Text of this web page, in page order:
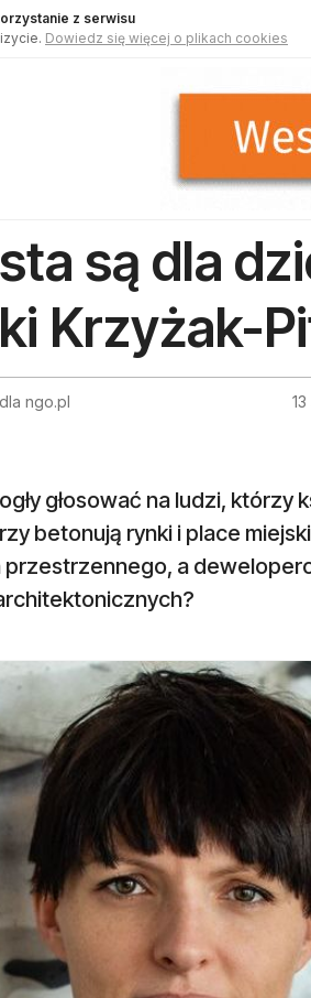
z serwisu
Dowiedz się więcej o plikach cookies
są dla
Krzyżak-
ngo.pl
głosować na ludzi, którzy
betonują rynki i place
a